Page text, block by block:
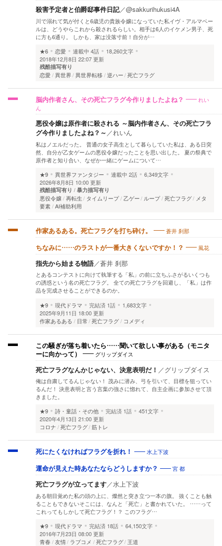
殺害予定者と伯爵邸事件日記／@sakkurihukusi4A
川で溺れて気が付くと6歳児の貴族令嬢になっていた私イヴ・アルマベー
ルは、どうやらこれから殺されるらしい。相手は6人のイケメン男子、死
に方も6通り。 しかも、家は没落寸前！自分が…
★6
恋愛 連載中 4話
18,260文字
2018年12月8日 22:07 更新
残酷描写有り
恋愛 異世界 異世界転移 逆ハー 死亡フラグ
脳内作者さん、その死亡フラグ今作りましたよね？
れい
ん
悪役令嬢は原作者に殺される ～脳内作者さん、その死亡フラ
グ今作りましたよね？～ ／れいん
私はノエルだった。 普通の女子高生として暮らしていた私は、ある日突
然、自分が乙女ゲームの悪役令嬢だったことを思い出した。 夏の祭典で
原作者と知り合い、なぜか一緒にゲームについて…
★9
異世界ファンタジー 連載中 2話
6,349文字
2026年8月8日 10:00 更新
残酷描写有り 暴力描写有り
悪役令嬢 再転生 タイムリープ 乙ゲー ループ 死亡フラグ
メタ
要素 AI補助利用
作家あるある。死亡フラグを打ち砕け。 蒼井 刹那
ちなみに……のラストが一番大きくないですか！？ 風花
指先から始まる物語／蒼井 刹那
とあるコンテストに向けて執筆する「私」の前に立ちふさがるいくつも
の誘惑という名の死亡フラグ。 全ての死亡フラグを回避し、「私」は作
品を完成させることができるのか。
★9
現代ドラマ 完結済 1話
1,683文字
2025年9月11日 18:00 更新
作家あるある
日常 死亡フラグ コメディ
この騒ぎが落ち着いたら……聞いて欲しい事がある（モニタ
ーに向かって）
グリップダイス
死亡フラグなんかじゃない、決意表明だ！ ／グリップダイス
俺は自粛してるんじゃない！ 茂みに潜み、弓を引いて、目標を狙ってい
るんだ！ 決意表明と言う言葉の強さに惚れて、自主企画に参加させて頂
きました。
★9
詩・童話・その他 完結済 1話
451文字
2020年4月13日 21:00 更新
コロナ
死亡フラグ 筋トレ
死にたくなければフラグを折れ！ 水上下波
運命が見えた時あなたならどうしますか？ 宮 都
死亡フラグが立ってます／水上下波
ある朝目覚めた私の頭の上に、燦然と突き立つ一本の旗。 抜くことも触
ることもできないそこには、なんと「死亡」と書かれていた。 ……って
これってもしかして死亡フラグ！？ このフラグ…
★9
現代ドラマ 完結済 18話
64,150文字
2016年7月23日 08:00 更新
青春
友情 ラブコメ 死亡フラグ 王道